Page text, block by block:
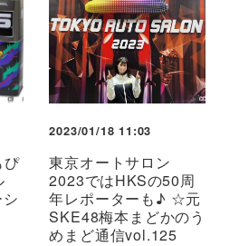
ぴ
2023/01/18 11:03
東京オートサロン
2023ではHKSの50周
年レポーターも♪ ☆元
SKE48梅本まどかのう
めまど通信vol.125